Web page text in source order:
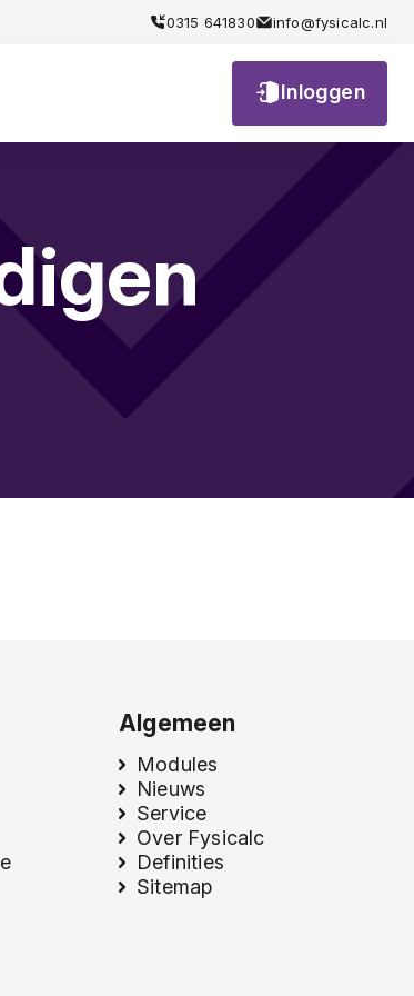
0315 641830 info@fysicalc.nl
Inloggen
Algemeen
Modules
Nieuws
Service
Over Fysicalc
Definities
Sitemap